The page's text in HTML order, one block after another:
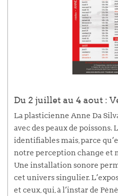
Du 2 juillet au 4 aout :
La plasticienne Anne Da
avec des peaux de poissons.
identifiables mais, parce
notre perception change et
Une installation sonore
cet univers singulier.
et ceux, qui, à l’instar de